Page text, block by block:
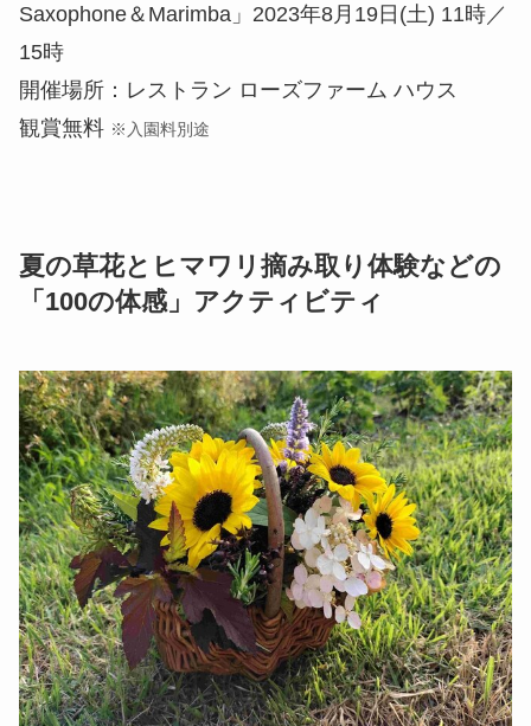
Saxophone＆Marimba」2023年8月19日(土) 11時／
15時
開催場所：レストラン ローズファーム ハウス
観賞無料 ※入園料別途
夏の草花とヒマワリ摘み取り体験などの
「100の体感」アクティビティ